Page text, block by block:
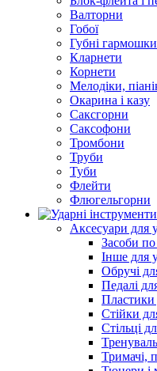
Валторни
Гобої
Губні гармошки
Кларнети
Корнети
Мелодіки,
Окарина і казу
Саксгорни
Саксофони
Тромбони
Труби
Туби
Флейти
Флюгельгорни
Аксесуари для
Засоби
Інше для
Обручі
Педалі
Пластики
Стійки
Стільці
Тримачі,